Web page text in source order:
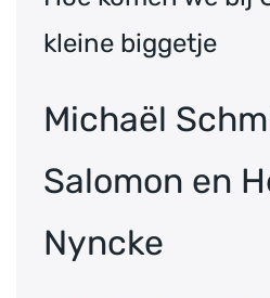
kleine biggetje
Michaël
Salomon en
Nyncke